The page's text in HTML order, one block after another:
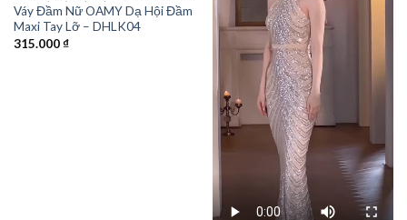
Add to
Váy Đầm Nữ OAMY Dạ Hội Đầm
Maxi Tay Lỡ – DHLK04
315.000₫
Add to